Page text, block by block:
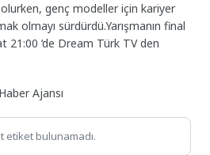
genç modeller için kariyer
olmayı sürdürdü.Yarışmanın final
21:00 ‘de Dream Türk TV den
Ajansı
etiket bulunamadı.